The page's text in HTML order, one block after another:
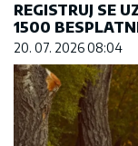
REGISTRUJ SE
1500
20. 07. 2026 08:04